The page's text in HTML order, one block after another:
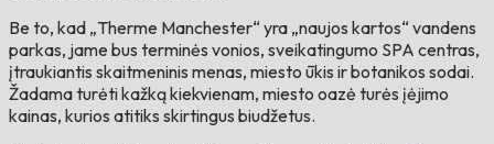
Be to, kad „Therme Manchester“ yra „naujos kartos“ vandens
parkas, jame bus terminės vonios, sveikatingumo SPA centras,
įtraukiantis skaitmeninis menas, miesto ūkis ir botanikos sodai.
Žadama turėti kažką kiekvienam, miesto oazė turės įėjimo
kainas, kurios atitiks skirtingus biudžetus.